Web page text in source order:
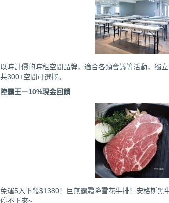
以時計價的時租空間品牌，適合各類會議等活動，獨
共300+空間可選擇。
陸霸王－10%現金回饋
免運5入下殺$1380！巨無霸霜降雪花牛排！安格斯黑
停不下來~